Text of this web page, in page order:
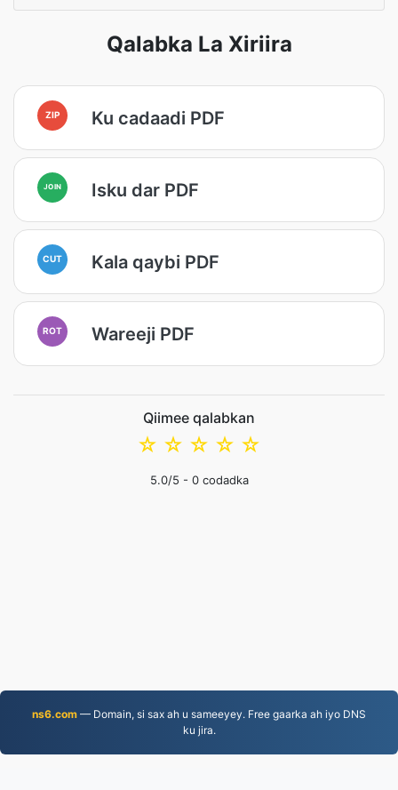
Qalabka La Xiriira
ZIP Ku cadaadi PDF
JOIN Isku dar PDF
CUT Kala qaybi PDF
ROT Wareeji PDF
Qiimee qalabkan
☆
☆
☆
☆
☆
5.0/5 - 0codadka
ns6.com — Domain, si sax ah u sameeyey. Free gaarka ah iyo DNS
ku jira.